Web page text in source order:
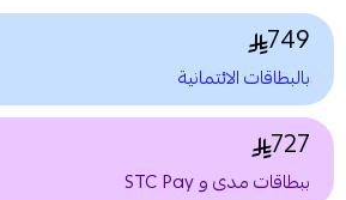
749
بالبطاقات الائتمانية
727
ببطاقات مدى و STC Pay